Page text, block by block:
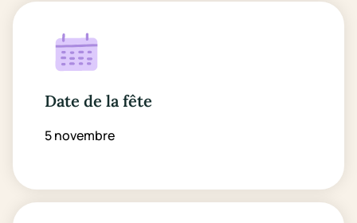
Date de la fête
5 novembre